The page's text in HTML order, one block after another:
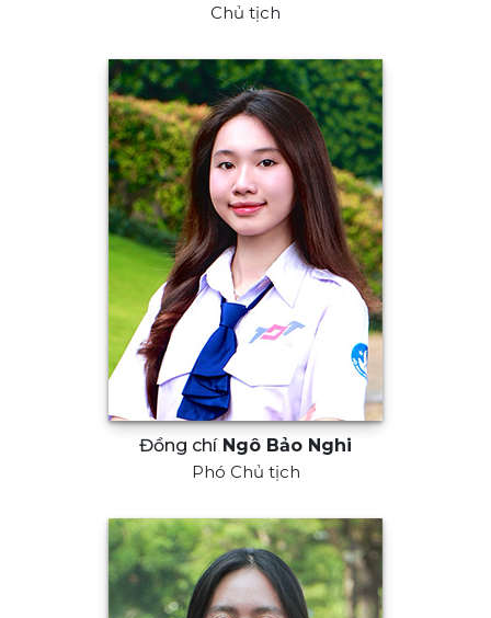
Chủ tịch
Đồng chíNgô Bảo Nghi
Phó Chủ tịch